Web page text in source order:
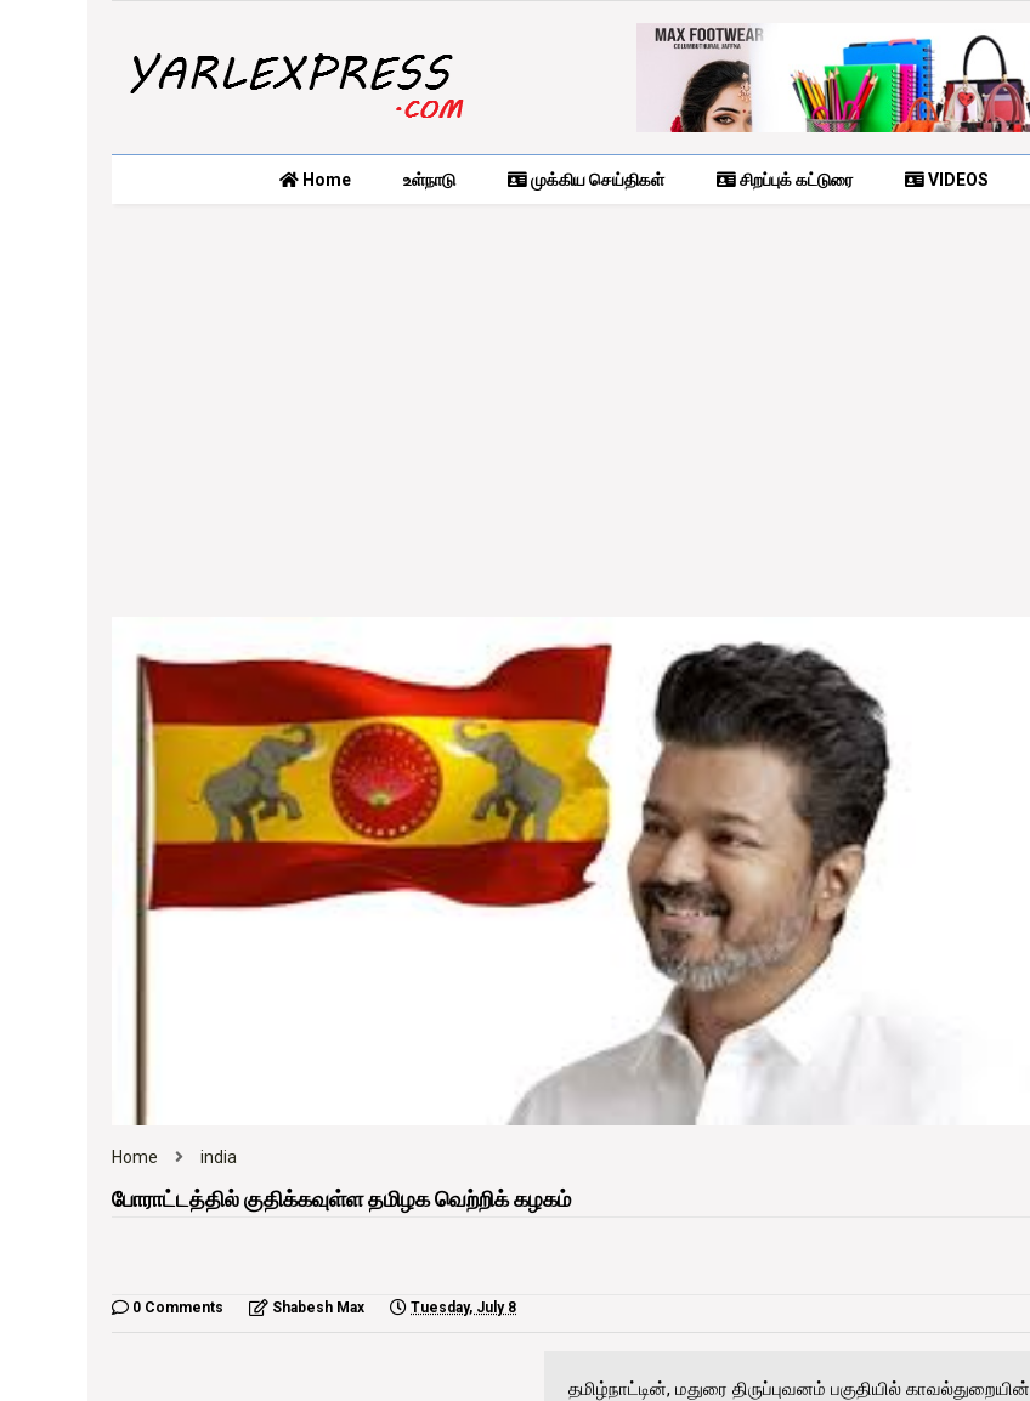
Home உள்நாடு முக்கிய செய்திகள் சிறப்புக் கட்டுரை VIDEOS
Home india
போராட்டத்தில் குதிக்கவுள்ள தமிழக வெற்றிக் கழகம்
0 Comments Shabesh Max Tuesday, July 8
தமிழ்நாட்டின், மதுரை திருப்புவனம் பகுதியில் காவல்துறையின்